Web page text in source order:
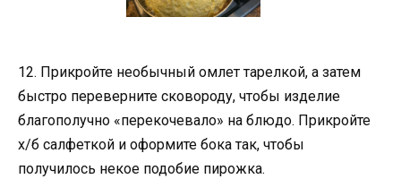
12. Прикройте необычный омлет тарелкой, а затем
быстро переверните сковороду, чтобы изделие
благополучно «перекочевало» на блюдо. Прикройте
х/б салфеткой и оформите бока так, чтобы
получилось некое подобие пирожка.